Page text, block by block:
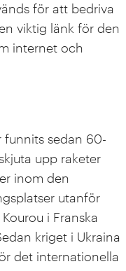
för att bedriva
viktig länk för den
internet och
funnits sedan 60-
upp raketer
inom den
utanför
i Franska
kriget i Ukraina
det internationella